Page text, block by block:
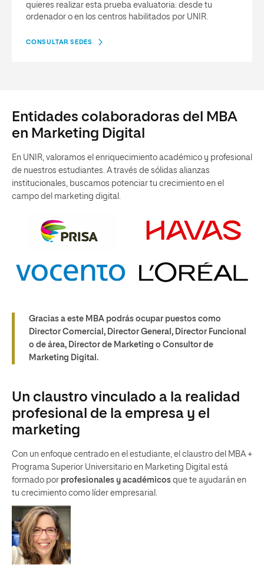
quieres realizar esta prueba evaluatoria: desde tu
ordenador o en los centros habilitados por UNIR.
CONSULTAR SEDES
Entidades colaboradoras del MBA
en Marketing Digital
En UNIR, valoramos el enriquecimiento académico y profesional
de nuestros estudiantes. A través de sólidas alianzas
institucionales, buscamos potenciar tu crecimiento en el
campo del marketing digital.
Gracias a este MBA podrás ocupar puestos como
Director Comercial, Director General, Director Funcional
o de área, Director de Marketing o Consultor de
Marketing Digital.
Un claustro vinculado a la realidad
profesional de la empresa y el
marketing
Con un enfoque centrado en el estudiante, el claustro del MBA +
Programa Superior Universitario en Marketing Digital está
formado por profesionales y académicos que te ayudarán en
tu crecimiento como líder empresarial.